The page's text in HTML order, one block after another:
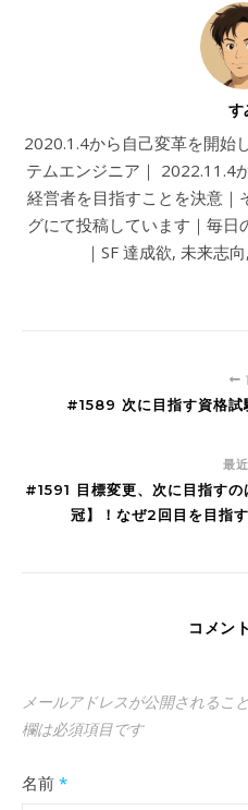
す
2020.1.4から自己変革を開始
テムエンジニア｜ 2022.11.4
経営者を目指すことを決意｜
グにて投稿しています｜毎
｜SF 達成欲, 未来志
#1589 次に目指す資格試
最近
#1591 目標変更、次に目指す
冠】！なぜ2回目を目指
コメン
メールアドレスが公開されるこ
欄は必須項目です
名前 *